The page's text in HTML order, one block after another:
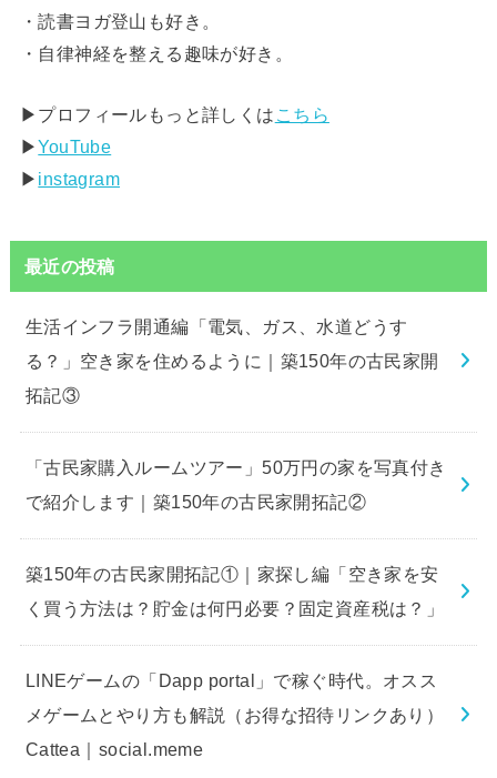
・読書ヨガ登山も好き。
・自律神経を整える趣味が好き。
▶︎プロフィールもっと詳しくは こちら
▶︎YouTube
▶︎ instagram
最近の投稿
生活インフラ開通編「電気、ガス、水道どうす
る？」空き家を住めるように｜築150年の古民家開
拓記③
「古民家購入ルームツアー」50万円の家を写真付き
で紹介します｜築150年の古民家開拓記②
築150年の古民家開拓記①｜家探し編「空き家を安
く買う方法は？貯金は何円必要？固定資産税は？」
LINEゲームの「Dapp portal」で稼ぐ時代。オスス
メゲームとやり方も解説（お得な招待リンクあり）
Cattea｜social.meme